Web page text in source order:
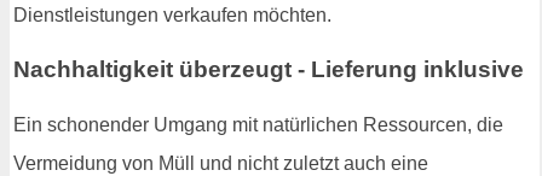
Dienstleistungen verkaufen möchten.
Nachhaltigkeit überzeugt - Lieferung inklusive
Ein schonender Umgang mit natürlichen Ressourcen, die
Vermeidung von Müll und nicht zuletzt auch eine